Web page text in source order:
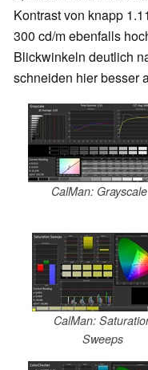
Kontrast von knapp
300 cd/m ebenfalls
Blickwinkeln deutlich
schneiden hier besser
CalMan: Grayscale
CalMan:
Sweeps